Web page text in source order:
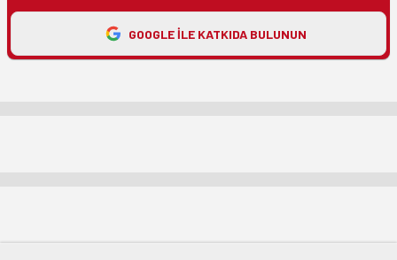
GOOGLE ILE KATKIDA BULUNUN